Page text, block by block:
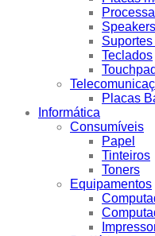
Teclados
Placas
Informática
Consumíveis
Papel
Tinteiros
Toners
Equipamentos